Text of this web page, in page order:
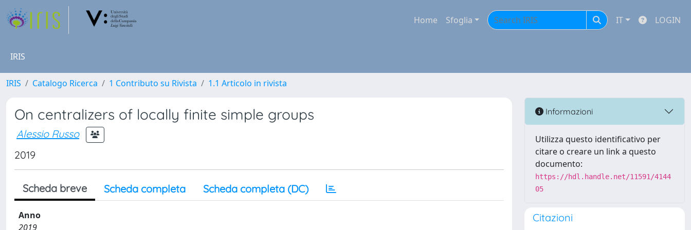
Home Sfoglia IT LOGIN
IRIS
IRIS Catalogo Ricerca 1 Contributo su Rivista 1.1 Articolo in rivista
On centralizers of locally finite simple groups
Alessio Russo
2019
Scheda breve Scheda completa Scheda completa (DC)
Anno
2019
Informazioni
Utilizza questo identificativo per
citare o creare un link a questo
documento:
https://hdl.handle.net/11591/4144
05
Citazioni